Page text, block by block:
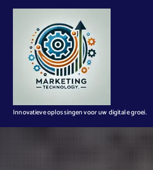
n
Innovatieve oplossingen voor uw digitale groei.